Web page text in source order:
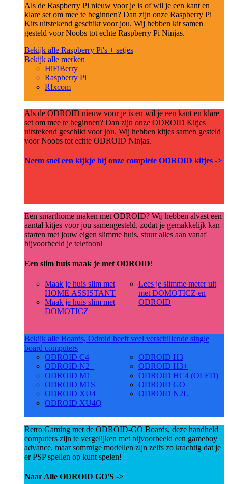
Als de Raspberry Pi nieuw voor je is of wil je een kant en
klare set om mee te beginnen? Dan zijn onze Raspberry Pi
Kits uitstekend geschikt voor jou. Wij hebben kit samen
gesteld voor Noobs tot echte Raspberry Pi Ninjas.
Bekijk alle Raspberry Pi's + setjes
Bekijk alle merken
HiFiBerry
Raspberry Pi
Rfxcom
Als de ODROID nieuw voor je is en wil je een kant en klare
set om mee te beginnen? Dan zijn onze ODROID Kitjes
uitstekend geschikt voor jou. Wij hebben kitjes samen gesteld
voor Noobs tot echte ODROID Ninjas.
Neem snel een kijkje bij onze complete ODROID kitjes ->
Een smarthome maken met ODROID? Wij hebben alvast een
aantal kitjes voor jou samengesteld, zodat je gemakkelijk kan
starten met jouw eigen slimme huis, stuur alles aan vanaf
bijvoorbeeld je telefoon!
Een slim huis maak je met ODROID!
Maak je huis slim met
HOME ASSISTANT
Maak je huis slim met
DOMOTICZ
Lees je slimme meter uit
met DOMOTICZ en
ODROID
Bekijk alle Boards, Odroid heeft veel verschillende single
board computers
ODROID C4
ODROID N2+
ODROID M1
ODROID M1S
ODROID XU4
ODROID XU4Q
ODROID H3
ODROID H3+
ODROID HC4 (OLED)
ODROID GO
ODROID N2L
Retro Gaming met de ODROID-GO Boards, deze handheld
computers zijn te vergelijken met bijvoorbeeld een gameboy
advance, maar sommige modellen zijn zelfs zo krachtig dat je
er PSP spellen op kunt spelen!
Naar Alle ODROID GO'S ->